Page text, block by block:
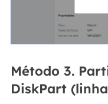
Método 3.
DiskPart